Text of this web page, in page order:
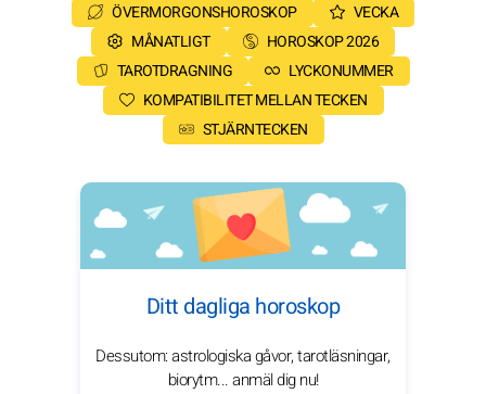
ÖVERMORGONSHOROSKOP
VECKA
MÅNATLIGT
HOROSKOP 2026
TAROTDRAGNING
LYCKONUMMER
KOMPATIBILITET MELLAN TECKEN
STJÄRNTECKEN
Ditt dagliga horoskop
Dessutom: astrologiska gåvor, tarotläsningar,
biorytm... anmäl dig nu!